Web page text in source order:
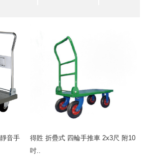
音手
得貹 折疊式 四輪手推車 2x3尺 附10
吋..